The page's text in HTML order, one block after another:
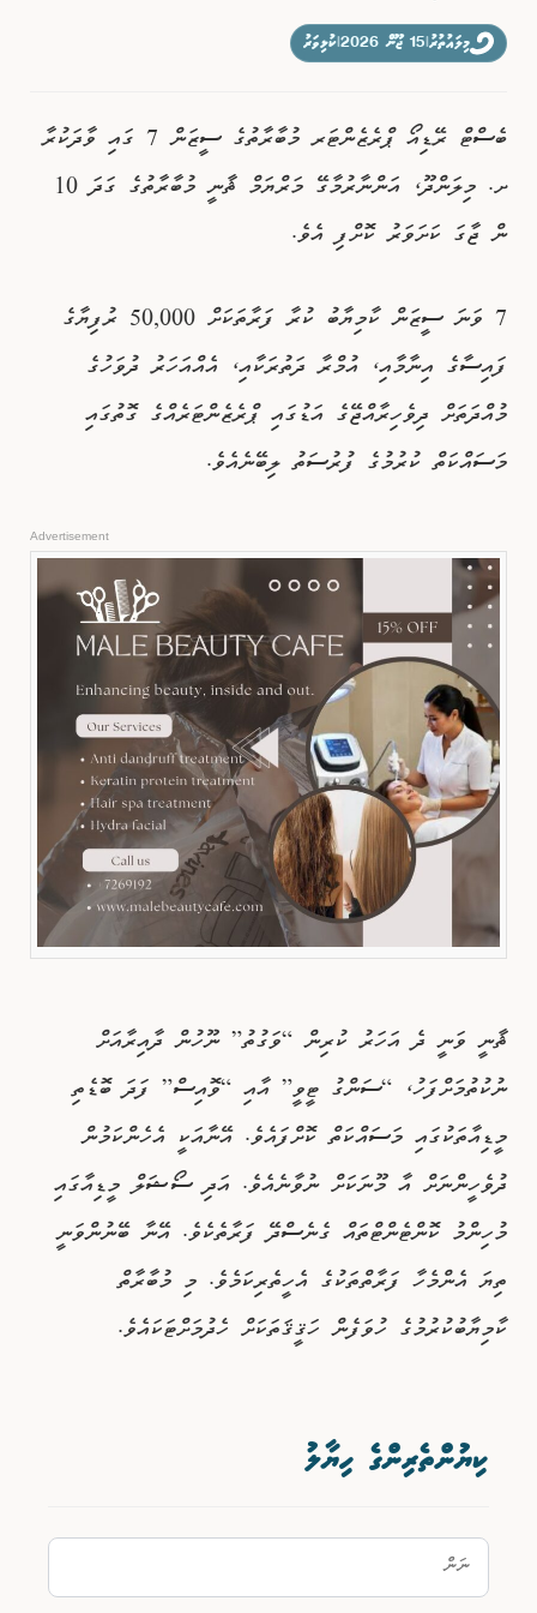
ވިޔަފާރިމިލައުތުރު 15 ޖޫން 2026 ކުޅިވަރު
ބެސްޓް ރޭޑިއޯ ޕްރެޒެންޓަރ މުބާރާތުގެ ސީޒަން 7 ގައި ވާދަކުރާ
ށ. މިލަންދޫ، އަންނާރުމާގޭ މަރްޔަމް ޘާނީ މުބާރާތުގެ ގަދަ 10
ން ޖާގަ ކަށަވަރު ކޮށްފި އެވެ.
7 ވަނަ ސީޒަން ކާމިޔާބު ކުރާ ފަރާތަކަށް 50,000 ރުފިޔާގެ
ފައިސާގެ އިނާމާއި، އުމްރާ ދަތުރަކާއި، އެއްއަހަރު ދުވަހުގެ
މުއްދަތަށް ދިވެހިރާއްޖޭގެ އަޑުގައި ޕްރެޒެންޓަރެއްގެ ގޮތުގައި
މަސައްކަތް ކުރުމުގެ ފުރުސަތު ލިބޭނެއެވެ.
Advertisement
ޘާނީ ވަނީ ދެ އަހަރު ކުރިން “ވަގުތު” ނޫހުން ދާއިރާއަށް
ނުކުތުމަށްފަހު، “ސަންގު ޓީވީ” އާއި “ވޮއިސް” ފަދަ ބޮޑެތި
މީޑިއާތަކުގައި މަސައްކަތް ކޮށްފައެވެ. އޭނާއަކީ އެހެންކަމުން
ދުވެހީންނަށް އާ މޫނަކަށް ނުވާނެއެވެ. އަދި ސޯޝަލް މީޑިއާގައި
މުހިންމު ކޮންޓެންޓްތައް ގެނެސްދޭ ފަރާތެކެވެ. އޭނާ ބޭނުންވަނީ
ތިޔަ އެންމެހާ ފަރާތްތަކުގެ އެހީތެރިކަމެވެ. މި މުބާރާތް
ކާމިޔާބުކުރުމުގެ ހުވަފެން ހަޤީޤަތަކަށް ހެދުމަށްޓަކައެވެ.
ކިޔުންތެރިންގެ ހިޔާލު